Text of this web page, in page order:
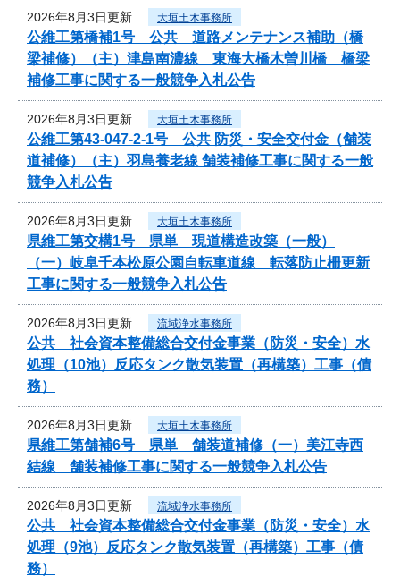
2026年8月3日更新 大垣土木事務所
公維工第橋補1号 公共 道路メンテナンス補助（橋
梁補修）（主）津島南濃線 東海大橋木曽川橋 橋梁
補修工事に関する一般競争入札公告
2026年8月3日更新 大垣土木事務所
公維工第43-047-2-1号 公共 防災・安全交付金（舗装
道補修）（主）羽島養老線 舗装補修工事に関する一般
競争入札公告
2026年8月3日更新 大垣土木事務所
県維工第交構1号 県単 現道構造改築（一般）
（一）岐阜千本松原公園自転車道線 転落防止柵更新
工事に関する一般競争入札公告
2026年8月3日更新 流域浄水事務所
公共 社会資本整備総合交付金事業（防災・安全）水
処理（10池）反応タンク散気装置（再構築）工事（債
務）
2026年8月3日更新 大垣土木事務所
県維工第舗補6号 県単 舗装道補修（一）美江寺西
結線 舗装補修工事に関する一般競争入札公告
2026年8月3日更新 流域浄水事務所
公共 社会資本整備総合交付金事業（防災・安全）水
処理（9池）反応タンク散気装置（再構築）工事（債
務）